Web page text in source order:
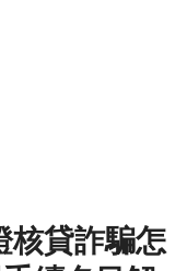
貸詐騙怎